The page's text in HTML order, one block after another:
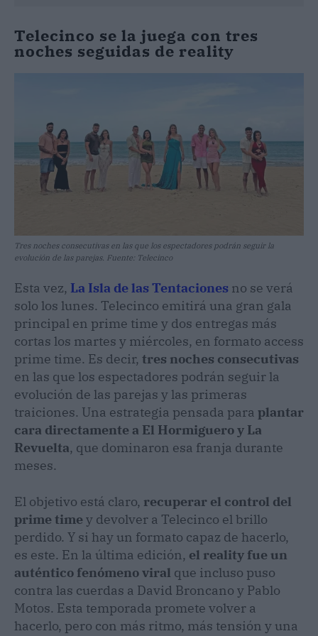
Telecinco se la juega con tres
noches seguidas de reality
Tres noches consecutivas en las que los espectadores podrán seguir la
evolución de las parejas. Fuente: Telecinco
Esta vez, La Isla de las Tentaciones no se verá
solo los lunes. Telecinco emitirá una gran gala
principal en prime time y dos entregas más
cortas los martes y miércoles, en formato access
prime time. Es decir, tres noches consecutivas
en las que los espectadores podrán seguir la
evolución de las parejas y las primeras
traiciones. Una estrategia pensada para plantar
cara directamente a El Hormiguero y La
Revuelta, que dominaron esa franja durante
meses.
El objetivo está claro, recuperar el control del
prime timey devolver a Telecinco el brillo
perdido. Y si hay un formato capaz de hacerlo,
es este. En la última edición, el reality fue un
auténtico fenómeno viral que incluso puso
contra las cuerdas a David Broncano y Pablo
Motos. Esta temporada promete volver a
hacerlo, pero con más ritmo, más tensión y una